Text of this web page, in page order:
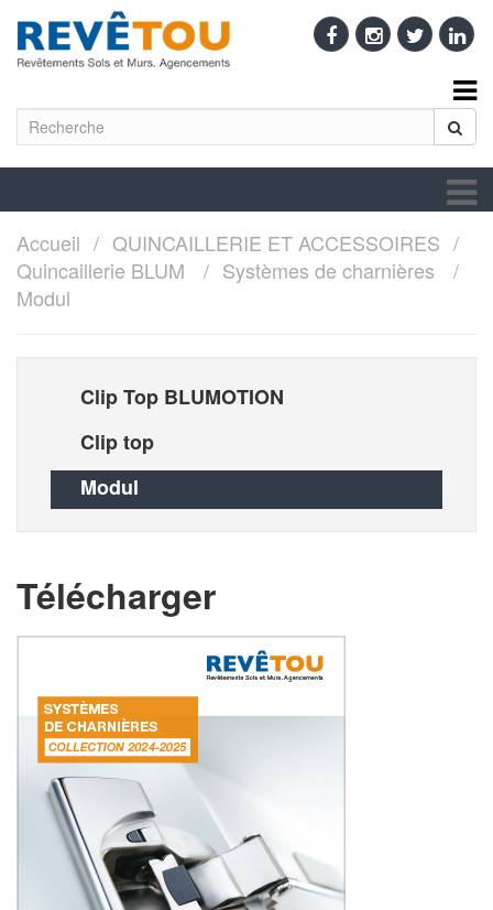
Accueil
QUINCAILLERIE ET ACCESSOIRES
Quincaillerie BLUM
Systèmes de charnières
Modul
Clip Top BLUMOTION
Clip top
Modul
Télécharger